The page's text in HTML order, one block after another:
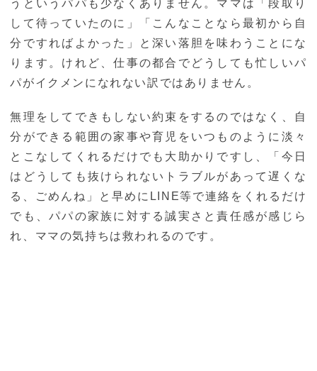
うというパパも少なくありません。ママは「段取り
して待っていたのに」「こんなことなら最初から自
分ですればよかった」と深い落胆を味わうことにな
ります。けれど、仕事の都合でどうしても忙しいパ
パがイクメンになれない訳ではありません。
無理をしてできもしない約束をするのではなく、自
分ができる範囲の家事や育児をいつものように淡々
とこなしてくれるだけでも大助かりですし、「今日
はどうしても抜けられないトラブルがあって遅くな
る、ごめんね」と早めにLINE等で連絡をくれるだけ
でも、パパの家族に対する誠実さと責任感が感じら
れ、ママの気持ちは救われるのです。